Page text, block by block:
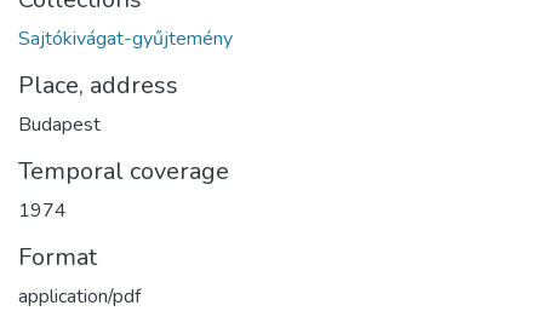
Sajtókivágat-gyűjtemény
Place, address
Budapest
Temporal coverage
1974
Format
application/pdf